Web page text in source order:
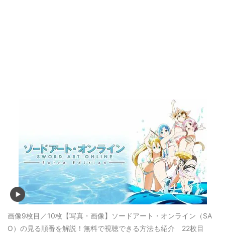
画像9枚目／10枚 【写真・画像】ソードアート・オンライン（SA
O）の見る順番を解説！無料で視聴できる方法も紹介 22枚目